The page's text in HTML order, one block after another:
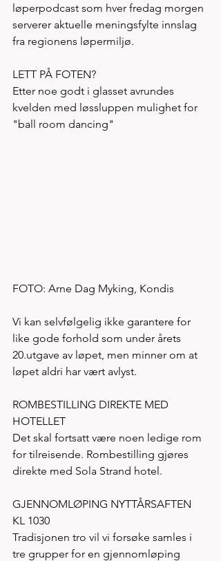
løperpodcast som hver fredag morgen
serverer aktuelle meningsfylte innslag
fra regionens løpermiljø.
LETT PÅ FOTEN?
Etter noe godt i glasset avrundes
kvelden med løssluppen mulighet for
"ball room dancing"
FOTO: Arne Dag Myking, Kondis
Vi kan selvfølgelig ikke garantere for
like gode forhold som under årets
20.utgave av løpet, men minner om at
løpet aldri har vært avlyst.
ROMBESTILLING DIREKTE MED
HOTELLET
Det skal fortsatt være noen ledige rom
for tilreisende. Rombestilling gjøres
direkte med Sola Strand hotel.
GJENNOMLØPING NYTTÅRSAFTEN
KL 1030
Tradisjonen tro vil vi forsøke samles i
tre grupper for en gjennomløping